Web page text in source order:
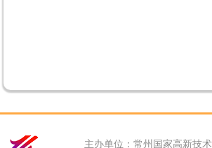
主办单位：常州国家高新技